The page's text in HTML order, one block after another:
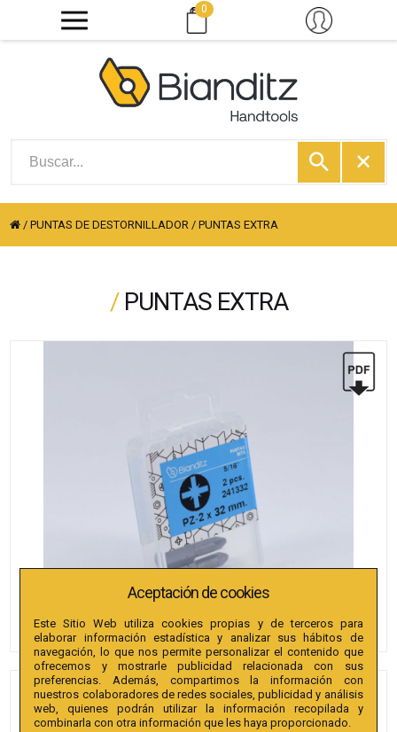
0
/PUNTAS DE DESTORNILLADOR /PUNTAS EXTRA
/ PUNTAS EXTRA
PUNTAS BIANDITZ PZ 2 X
32MM 5/16" 2U.
Aceptación de cookies
Este Sitio Web utiliza cookies propias y de terceros para
elaborar información estadística y analizar sus hábitos de
navegación, lo que nos permite personalizar el contenido que
ofrecemos y mostrarle publicidad relacionada con sus
preferencias. Además, compartimos la información con
nuestros colaboradores de redes sociales, publicidad y análisis
web, quienes podrán utilizar la información recopilada y
combinarla con otra información que les haya proporcionado.